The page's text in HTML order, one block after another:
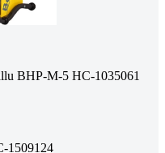
BHP-M-5 НС-1035061